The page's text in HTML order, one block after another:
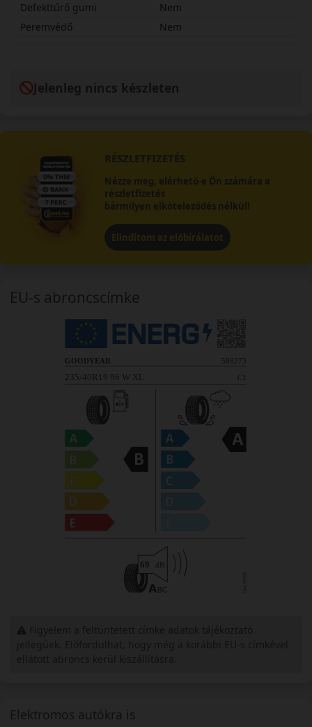
Defekttűrő gumi
Nem
Peremvédő
Nem
Jelenleg nincs készleten
RÉSZLETFIZETÉS
Nézze meg, elérhető-e Ön számára a
részletfizetés
bármilyen elköteleződés nélkül!
Elindítom az előbírálatot
Elektromos autókra is
EU-s abroncscímke